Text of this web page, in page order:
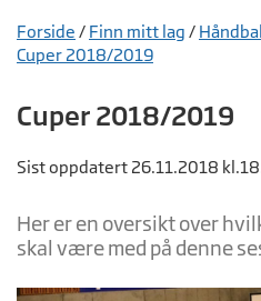
Forside / Finn mitt lag /
Cuper 2018/2019
Cuper 2018/2019
Sist oppdatert 26.11.2018
Her er en oversikt over
skal være med på denne